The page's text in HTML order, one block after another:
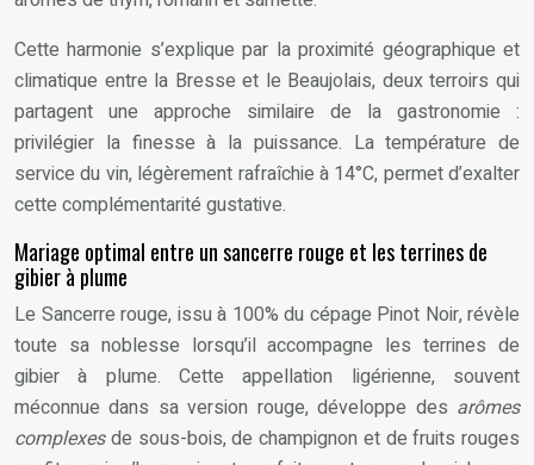
Cette harmonie s’explique par la proximité géographique et
climatique entre la Bresse et le Beaujolais, deux terroirs qui
partagent une approche similaire de la gastronomie :
privilégier la finesse à la puissance. La température de
service du vin, légèrement rafraîchie à 14°C, permet d’exalter
cette complémentarité gustative.
Mariage optimal entre un sancerre rouge et les terrines de
gibier à plume
Le Sancerre rouge, issu à 100% du cépage Pinot Noir, révèle
toute sa noblesse lorsqu’il accompagne les terrines de
gibier à plume. Cette appellation ligérienne, souvent
méconnue dans sa version rouge, développe des arômes
complexesde sous-bois, de champignon et de fruits rouges